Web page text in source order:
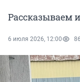
Рассказываем
6 июля 2026, 12:00